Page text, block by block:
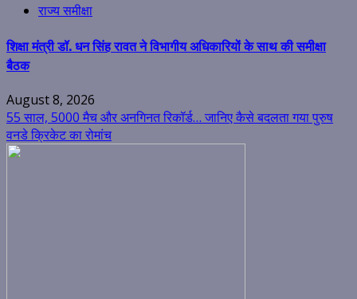
राज्य समीक्षा
शिक्षा मंत्री डॉ. धन सिंह रावत ने विभागीय अधिकारियों के साथ की समीक्षा
बैठक
August 8, 2026
55 साल, 5000 मैच और अनगिनत रिकॉर्ड… जानिए कैसे बदलता गया पुरुष
वनडे क्रिकेट का रोमांच